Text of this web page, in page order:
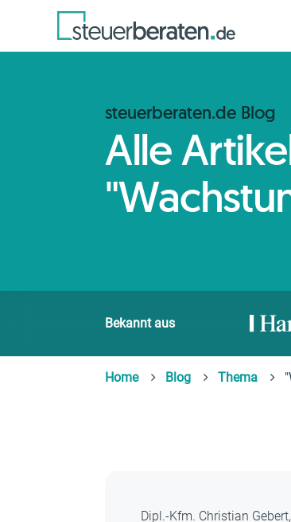
steuerberaten.de Blog
Alle
Bekannt aus
Home Blog Thema
Dipl.-Kfm. Christian